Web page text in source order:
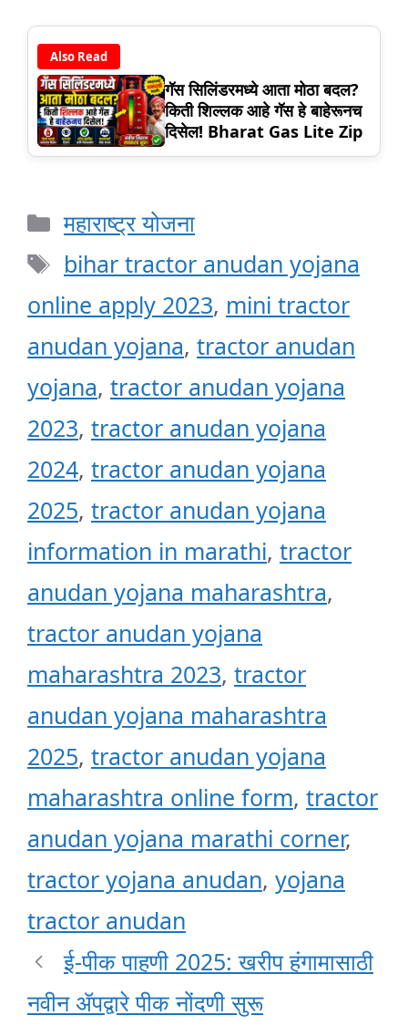
Also Read
गॅस सिलिंडरमध्ये आता मोठा बदल?
किती शिल्लक आहे गॅस हे बाहेरूनच
दिसेल! Bharat Gas Lite Zip
Categories
महाराष्ट्र योजना
Tags
bihar tractor anudan yojana
online apply 2023, mini tractor
anudan yojana, tractor anudan
yojana, tractor anudan yojana
2023, tractor anudan yojana
2024, tractor anudan yojana
2025, tractor anudan yojana
information in marathi, tractor
anudan yojana maharashtra,
tractor anudan yojana
maharashtra 2023, tractor
anudan yojana maharashtra
2025, tractor anudan yojana
maharashtra online form, tractor
anudan yojana marathi corner,
tractor yojana anudan, yojana
tractor anudan
ई-पीक पाहणी 2025: खरीप हंगामासाठी
नवीन ॲपद्वारे पीक नोंदणी सुरू